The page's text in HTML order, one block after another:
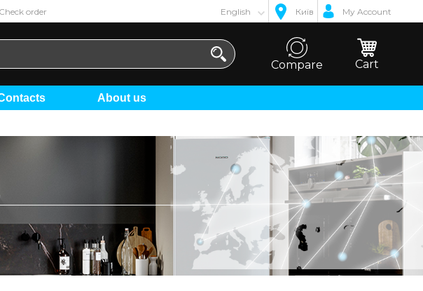
Check order English Київ My Account
Compare Cart
Contacts About us